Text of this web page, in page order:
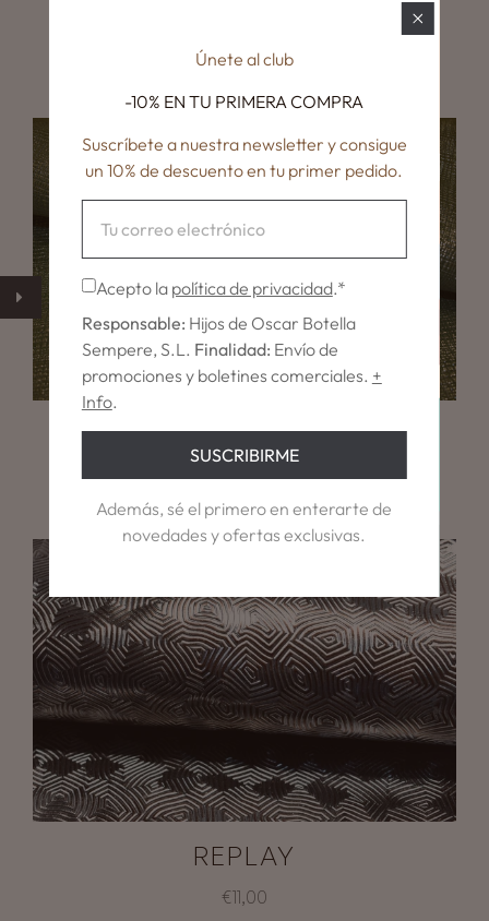
€10,80
CITY
€14,25
REPLAY
€11,00
Únete al club
-10% EN TU PRIMERA COMPRA
Suscríbete a nuestra newsletter y consigue
un 10% de descuento en tu primer pedido.
Acepto la política de privacidad.*
Responsable: Hijos de Oscar Botella
Sempere, S.L. Finalidad: Envío de
promociones y boletines comerciales. +
Info.
SUSCRIBIRME
Además, sé el primero en enterarte de
novedades y ofertas exclusivas.